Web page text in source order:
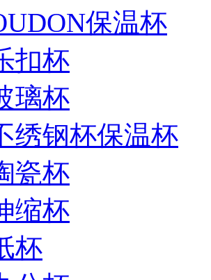
保温杯
扣杯
璃杯
绣钢杯保温杯
瓷杯
缩杯
杯